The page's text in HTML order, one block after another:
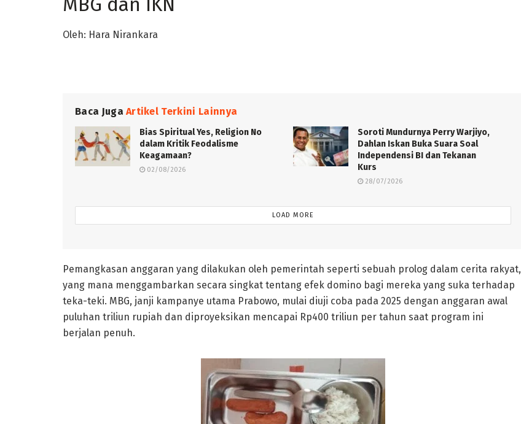
Oleh: Hara Nirankara
Baca Juga Artikel Terkini Lainnya
Bias Spiritual Yes, Religion No
dalam Kritik Feodalisme
Keagamaan?
02/08/2026
Soroti Mundurnya Perry Warjiyo,
Dahlan Iskan Buka Suara Soal
Independensi BI dan Tekanan
Kurs
28/07/2026
LOAD MORE
Pemangkasan anggaran yang dilakukan oleh pemerintah seperti sebuah prolog dalam cerita rakyat,
yang mana menggambarkan secara singkat tentang efek domino bagi mereka yang suka terhadap
teka-teki. MBG, janji kampanye utama Prabowo, mulai diuji coba pada 2025 dengan anggaran awal
puluhan triliun rupiah dan diproyeksikan mencapai Rp400 triliun per tahun saat program ini
berjalan penuh.